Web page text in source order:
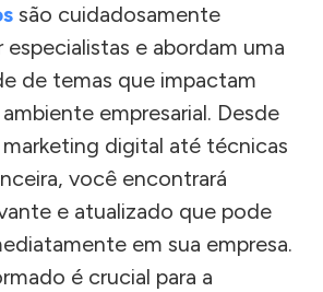
são cuidadosamente
especialistas e abordam uma
de temas que impactam
empresarial. Desde
digital até técnicas
você encontrará
e atualizado que pode
em sua empresa.
é crucial para a